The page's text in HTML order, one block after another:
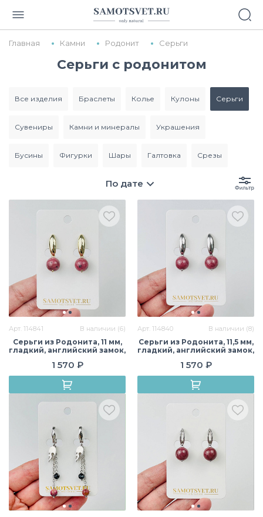
Главная Камни Родонит Серьги
Серьги с родонитом
все изделия браслеты колье кулоны серьги
сувениры камни и минералы украшения
бусины фигурки шары галтовка срезы
По дате
Арт. 114841 В наличии (6)
Серьги из Родонита, 11 мм,
гладкий, английский замок,
1 570 ₽
Арт. 114840 В наличии (8)
Серьги из Родонита, 11,5 мм,
гладкий, английский замок,
1 570 ₽